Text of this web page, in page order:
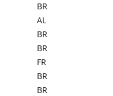
BR
AL
BR
BR
FR
BR
BR